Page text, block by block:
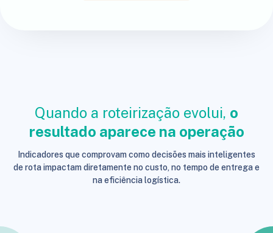
Quando a roteirização evolui, o
resultado aparece na operação
Indicadores que comprovam como decisões mais inteligentes
de rota impactam diretamente no custo, no tempo de entrega e
na eficiência logística.